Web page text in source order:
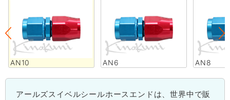
AN10 AN6 AN8
アールズスイベルシールホースエンドは、世界中で販